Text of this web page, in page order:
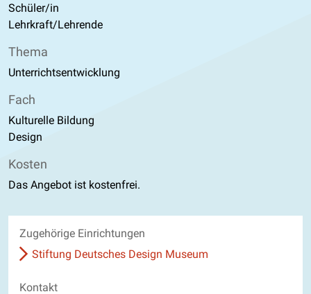
Schüler/in
Lehrkraft/Lehrende
Thema
Unterrichtsentwicklung
Fach
Kulturelle Bildung
Design
Kosten
Das Angebot ist kostenfrei.
Zugehörige Einrichtungen
Stiftung Deutsches Design Museum
Kontakt